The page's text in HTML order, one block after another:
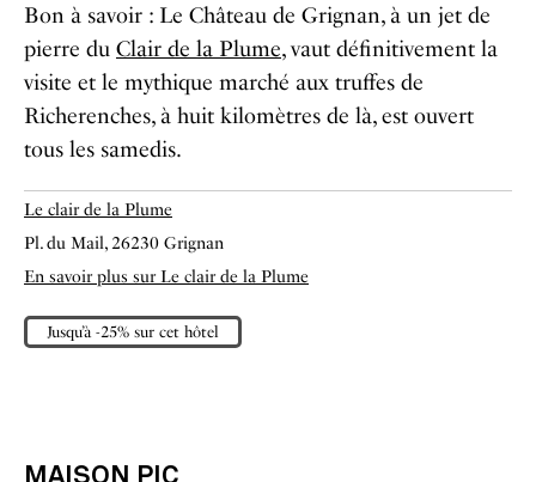
Bon à savoir : Le Château de Grignan, à un jet de
pierre du Clair de la Plume, vaut définitivement la
visite et le mythique marché aux truffes de
Richerenches, à huit kilomètres de là, est ouvert
tous les samedis.
Le clair de la Plume
Pl. du Mail, 26230 Grignan
En savoir plus sur Le clair de la Plume
Jusqu’à -25% sur cet hôtel